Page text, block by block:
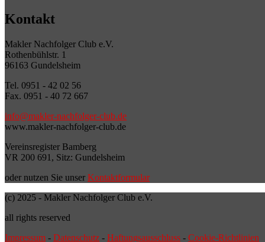
Kontakt
Makler Nachfolger Club e.V.
Rothenbühlstr. 1
96163 Gundelsheim
Tel. 0951 - 42 02 56
Fax. 0951 - 40 72 667
info@makler-nachfolger-club.de
www.makler-nachfolger-club.de
Vereinsregister Bamberg
VR 200 691, Sitz: Gundelsheim
oder nutzen Sie unser Kontaktformular
(c) 2025 - Makler Nachfolger Club e.V.
all rights reserved
Impressum - Datenschutz - Haftungsausschluss - Cookie-Richtlinien